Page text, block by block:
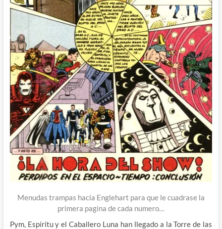
Menudas trampas hacia Englehart para que le cuadrase la
primera pagina de cada numero…
Pym, Espíritu y el Caballero Luna han llegado a la Torre de las